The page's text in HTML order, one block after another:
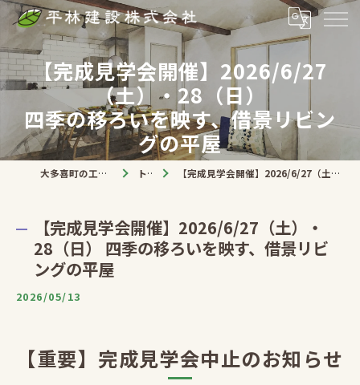
【完成見学会開催】2026/6/27
（土）・28（日）
四季の移ろいを映す、借景リビン
グの平屋
大多喜町の工務店なら平林建設株式会社 トピック 【完成見学会開催】2026/6/27（土）・28（日） 四季の移ろいを映す、借景リビングの平屋
【完成見学会開催】2026/6/27（土）・
28（日） 四季の移ろいを映す、借景リビ
ングの平屋
2026/05/13
【重要】完成見学会中止のお知らせ